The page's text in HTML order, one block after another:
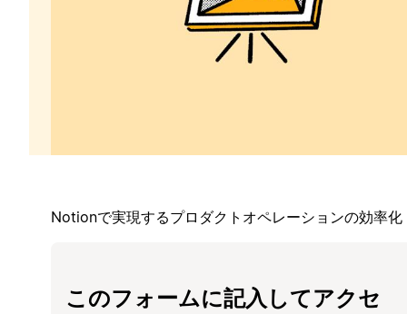
Notionで実現するプロダクトオペレーションの効率化
このフォームに記入してアクセ